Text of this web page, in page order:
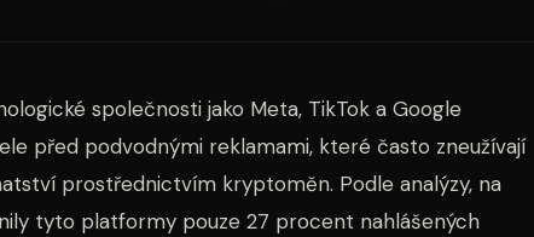
společnosti jako Meta, TikTok a Google
před podvodnými reklamami, které často zneužívají
prostřednictvím kryptoměn. Podle analýzy, na
tyto platformy pouze 27 procent nahlášených